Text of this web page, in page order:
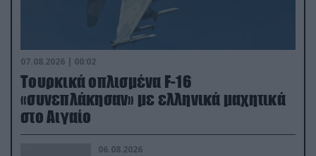
07.08.2026 | 00:02
Τουρκικά οπλισμένα F-16
«συνεπλάκησαν» με ελληνικά μαχητικά
στο Αιγαίο
06.08.2026